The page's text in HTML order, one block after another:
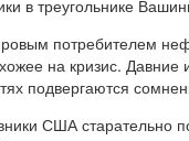
в треугольнике
потребителем
на кризис. Давние
подвергаются
США старательно